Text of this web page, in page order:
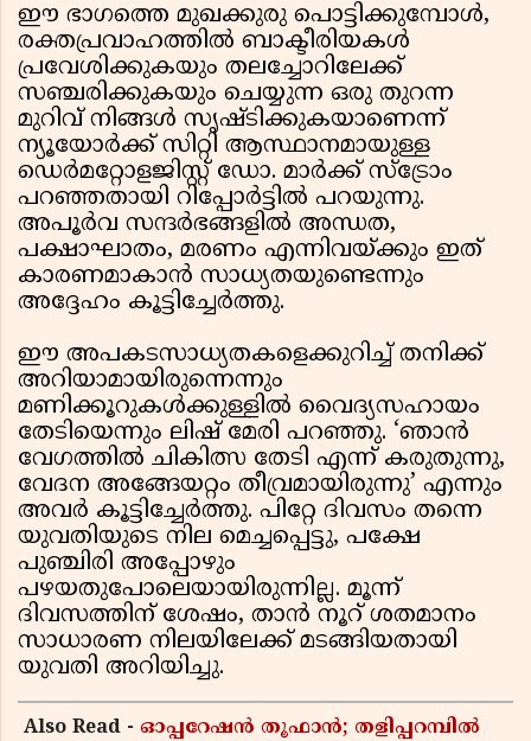
ഈ ഭാഗത്തെ മുഖക്കുരു പൊട്ടിക്കുമ്പോൾ,
രക്തപ്രവാഹത്തിൽ ബാക്ടീരിയകൾ
പ്രവേശിക്കുകയും തലച്ചോറിലേക്ക്
സഞ്ചരിക്കുകയും ചെയ്യുന്ന ഒരു തുറന്ന
മുറിവ് നിങ്ങൾ സൃഷ്ടിക്കുകയാണെന്ന്
ന്യൂയോർക്ക് സിറ്റി ആസ്ഥാനമായുള്ള
ഡെർമറ്റോളജിസ്റ്റ് ഡോ. മാർക്ക് സ്ട്രോം
പറഞ്ഞതായി റിപ്പോർട്ടിൽ പറയുന്നു.
അപൂർവ സന്ദർഭങ്ങളിൽ അന്ധത,
പക്ഷാഘാതം, മരണം എന്നിവയ്ക്കും ഇത്
കാരണമാകാൻ സാധ്യതയുണ്ടെന്നും
അദ്ദേഹം കൂട്ടിച്ചേർത്തു.
ഈ അപകടസാധ്യതകളെക്കുറിച്ച് തനിക്ക്
അറിയാമായിരുന്നെന്നും
മണിക്കൂറുകൾക്കുള്ളിൽ വൈദ്യസഹായം
തേടിയെന്നും ലിഷ് മേരി പറഞ്ഞു. ‘ഞാൻ
വേഗത്തിൽ ചികിത്സ തേടി എന്ന് കരുതുന്നു,
വേദന അങ്ങേയറ്റം തീവ്രമായിരുന്നു’ എന്നും
അവർ കൂട്ടിച്ചേർത്തു. പിറ്റേ ദിവസം തന്നെ
യുവതിയുടെ നില മെച്ചപ്പെട്ടു, പക്ഷേ
പുഞ്ചിരി അപ്പോഴും
പഴയതുപോലെയായിരുന്നില്ല. മൂന്ന്
ദിവസത്തിന് ശേഷം, താൻ നൂറ് ശതമാനം
സാധാരണ നിലയിലേക്ക് മടങ്ങിയതായി
യുവതി അറിയിച്ചു.
Also Read - ഓപ്പറേഷൻ തൂഫാൻ; തളിപ്പറമ്പിൽ